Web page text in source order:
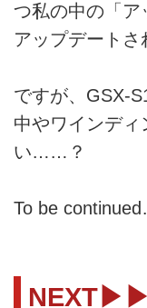
つ私の中の「ア
アップデートさ
ですが、GSX-
中やワインディ
い……？
To be